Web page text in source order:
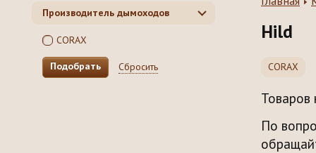
Hild
CORAX
Товаров
По
Производитель дымоходов
CORAX
Сбросить